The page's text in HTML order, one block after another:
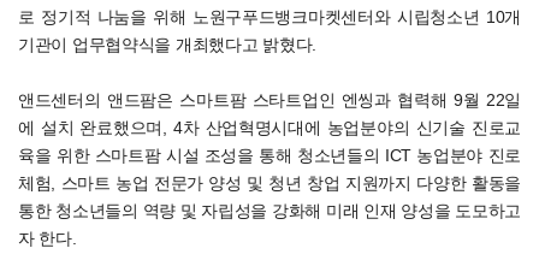
로 정기적 나눔을 위해 노원구푸드뱅크마켓센터와 시립청소년 10개
기관이 업무협약식을 개최했다고 밝혔다.
앤드센터의 앤드팜은 스마트팜 스타트업인 엔씽과 협력해 9월 22일
에 설치 완료했으며, 4차 산업혁명시대에 농업분야의 신기술 진로교
육을 위한 스마트팜 시설 조성을 통해 청소년들의 ICT 농업분야 진로
체험, 스마트 농업 전문가 양성 및 청년 창업 지원까지 다양한 활동을
통한 청소년들의 역량 및 자립성을 강화해 미래 인재 양성을 도모하고
자 한다.